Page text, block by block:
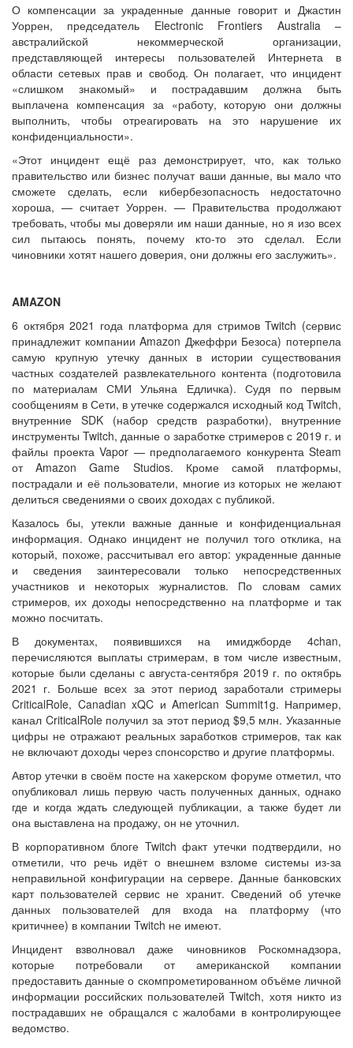
О компенсации за украденные данные говорит и Джастин
Уоррен, председатель Electronic Frontiers Australia –
австралийской некоммерческой организации,
представляющей интересы пользователей Интернета в
области сетевых прав и свобод. Он полагает, что инцидент
«слишком знакомый» и пострадавшим должна быть
выплачена компенсация за «работу, которую они должны
выполнить, чтобы отреагировать на это нарушение их
конфиденциальности».
«Этот инцидент ещё раз демонстрирует, что, как только
правительство или бизнес получат ваши данные, вы мало что
сможете сделать, если кибербезопасность недостаточно
хороша, — считает Уоррен. — Правительства продолжают
требовать, чтобы мы доверяли им наши данные, но я изо всех
сил пытаюсь понять, почему кто-то это сделал. Если
чиновники хотят нашего доверия, они должны его заслужить».
AMAZON
6 октября 2021 года платформа для стримов Twitch (сервис
принадлежит компании Amazon Джеффри Безоса) потерпела
самую крупную утечку данных в истории существования
частных создателей развлекательного контента (подготовила
по материалам СМИ Ульяна Едличка). Судя по первым
сообщениям в Сети, в утечке содержался исходный код Twitch,
внутренние SDK (набор средств разработки), внутренние
инструменты Twitch, данные о заработке стримеров с 2019 г. и
файлы проекта Vapor — предполагаемого конкурента Steam
от Amazon Game Studios. Кроме самой платформы,
пострадали и её пользователи, многие из которых не желают
делиться сведениями о своих доходах с публикой.
Казалось бы, утекли важные данные и конфиденциальная
информация. Однако инцидент не получил того отклика, на
который, похоже, рассчитывал его автор: украденные данные
и сведения заинтересовали только непосредственных
участников и некоторых журналистов. По словам самих
стримеров, их доходы непосредственно на платформе и так
можно посчитать.
В документах, появившихся на имиджборде 4chan,
перечисляются выплаты стримерам, в том числе известным,
которые были сделаны с августа-сентября 2019 г. по октябрь
2021 г. Больше всех за этот период заработали стримеры
CriticalRole, Canadian xQC и American Summit1g. Например,
канал CriticalRole получил за этот период $9,5 млн. Указанные
цифры не отражают реальных заработков стримеров, так как
не включают доходы через спонсорство и другие платформы.
Автор утечки в своём посте на хакерском форуме отметил, что
опубликовал лишь первую часть полученных данных, однако
где и когда ждать следующей публикации, а также будет ли
она выставлена на продажу, он не уточнил.
В корпоративном блоге Twitch факт утечки подтвердили, но
отметили, что речь идёт о внешнем взломе системы из-за
неправильной конфигурации на сервере. Данные банковских
карт пользователей сервис не хранит. Сведений об утечке
данных пользователей для входа на платформу (что
критичнее) в компании Twitch не имеют.
Инцидент взволновал даже чиновников Роскомнадзора,
которые потребовали от американской компании
предоставить данные о скомпрометированном объёме личной
информации российских пользователей Twitch, хотя никто из
пострадавших не обращался с жалобами в контролирующее
ведомство.